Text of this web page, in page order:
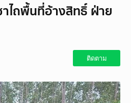
ไถพื้นที่อ้างสิทธิ์ ฝ่าย
ติดตาม